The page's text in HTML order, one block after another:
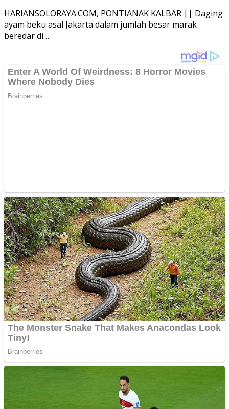
HARIANSOLORAYA.COM, PONTIANAK KALBAR || Daging
ayam beku asal Jakarta dalam jumlah besar marak
beredar di…